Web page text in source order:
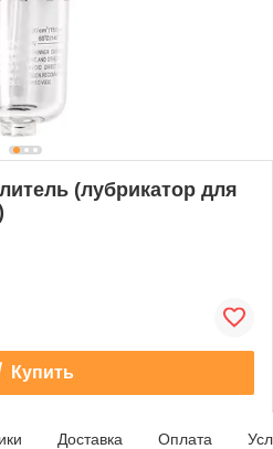
(лубрикатор для
Купить
Доставка Оплата